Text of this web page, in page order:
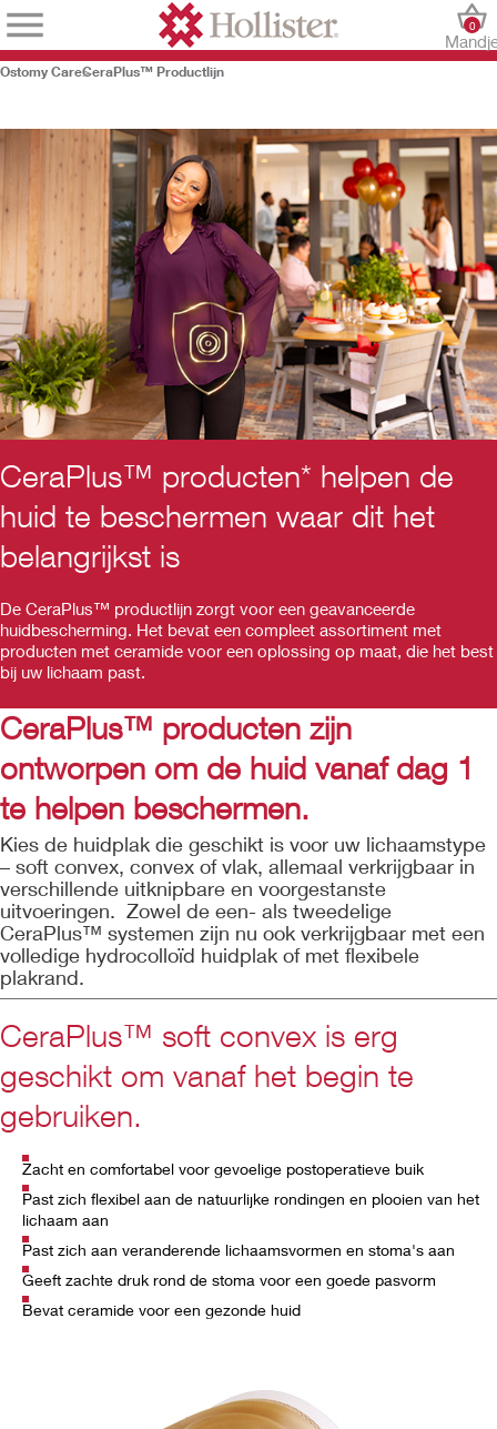
0
Ostomy CareCeraPlus™ Productlijn
CeraPlus™ producten* helpen de
huid te beschermen waar dit het
belangrijkst is
De CeraPlus™ productlijn zorgt voor een geavanceerde
huidbescherming. Het bevat een compleet assortiment met
producten met ceramide voor een oplossing op maat, die het best
bij uw lichaam past.
CeraPlus™ producten zijn
ontworpen om de huid vanaf dag 1
te helpen beschermen.
Kies de huidplak die geschikt is voor uw lichaamstype
– soft convex, convex of vlak, allemaal verkrijgbaar in
verschillende uitknipbare en voorgestanste
uitvoeringen. Zowel de een- als tweedelige
CeraPlus™ systemen zijn nu ook verkrijgbaar met een
volledige hydrocolloïd huidplak of met flexibele
plakrand.
CeraPlus™ soft convex is erg
geschikt om vanaf het begin te
gebruiken.
Zacht en comfortabel voor gevoelige postoperatieve buik
Past zich flexibel aan de natuurlijke rondingen en plooien van het
lichaam aan
Past zich aan veranderende lichaamsvormen en stoma's aan
Geeft zachte druk rond de stoma voor een goede pasvorm
Bevat ceramide voor een gezonde huid